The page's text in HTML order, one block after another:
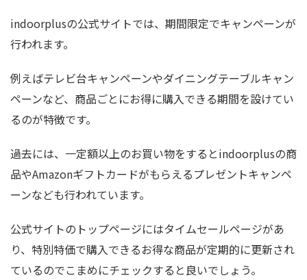
indoorplusの公式サイトでは、期間限定でキャンペーンが
行われます。
例えばテレビ台キャンペーンやダイニングテーブルキャン
ペーンなど、商品ごとにお得に購入できる期間を設けてい
るのが特徴です。
過去には、一定額以上のお買い物をするとindoorplusの商
品やAmazonギフトカードがもらえるプレゼントキャンペ
ーンなども行われています。
公式サイトのトップページにはタイムセールページがあ
り、特別特価で購入できるお得な商品が定期的に更新され
ているのでこまめにチェックすると良いでしょう。